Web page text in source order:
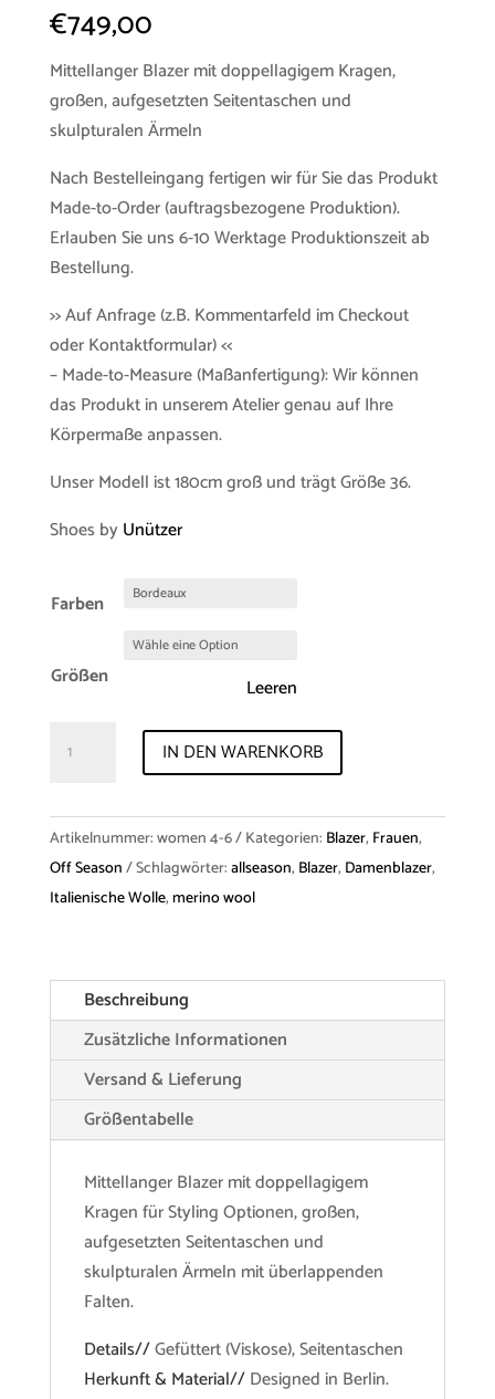
€749,00
Mittellanger Blazer mit doppellagigem Kragen,
großen, aufgesetzten Seitentaschen und
skulpturalen Ärmeln
Nach Bestelleingang fertigen wir für Sie das Produkt
Made-to-Order (auftragsbezogene Produktion).
Erlauben Sie uns 6-10 Werktage Produktionszeit ab
Bestellung.
>> Auf Anfrage (z.B. Kommentarfeld im Checkout
oder Kontaktformular) <<
– Made-to-Measure (Maßanfertigung): Wir können
das Produkt in unserem Atelier genau auf Ihre
Körpermaße anpassen.
Unser Modell ist 180cm groß und trägt Größe 36.
Shoes byUnützer
Farben
Größen
Leeren
"Alma"
Menge
IN DEN WARENKORB
Artikelnummer:women 4-6 Kategorien: Blazer, Frauen,
Off Season Schlagwörter:allseason, Blazer, Damenblazer,
Italienische Wolle,merino wool
Beschreibung
Zusätzliche Informationen
Versand & Lieferung
Größentabelle
Mittellanger Blazer mit doppellagigem
Kragen für Styling Optionen, großen,
aufgesetzten Seitentaschen und
skulpturalen Ärmeln mit überlappenden
Falten.
Details//Gefüttert (Viskose), Seitentaschen
Herkunft & Material//Designed in Berlin.